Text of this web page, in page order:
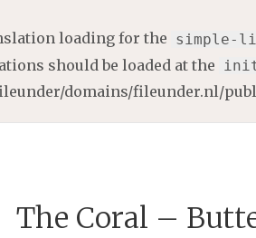
loading for the simple-
should be loaded at the
domains/fileunder.nl/
The Coral –